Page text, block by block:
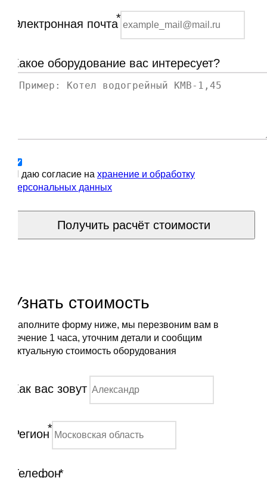
Электронная почта*
Какое оборудование вас интересует?
Я даю согласие на хранение и обработку
персональных данных
Получить расчёт стоимости
Узнать стоимость
Заполните форму ниже, мы перезвоним вам в
течение 1 часа, уточним детали и сообщим
актуальную стоимость оборудования
Как вас зовут
Регион*
Телефон*